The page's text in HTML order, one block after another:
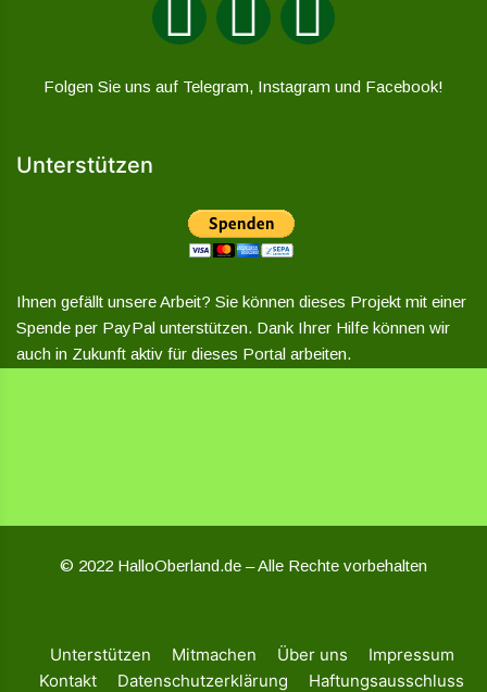
Folgen Sie uns auf Telegram, Instagram und Facebook!
Unterstützen
Ihnen gefällt unsere Arbeit? Sie können dieses Projekt mit einer
Spende per PayPal unterstützen. Dank Ihrer Hilfe können wir
auch in Zukunft aktiv für dieses Portal arbeiten.
© 2022 HalloOberland.de – Alle Rechte vorbehalten
Unterstützen Mitmachen Über uns
Impressum
Kontakt
Datenschutzerklärung
Haftungsausschluss